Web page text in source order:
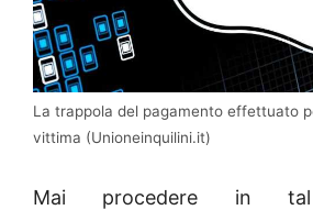
La trappola del pagamento effettuato
vittima (Unioneinquilini.it)
Mai procedere in